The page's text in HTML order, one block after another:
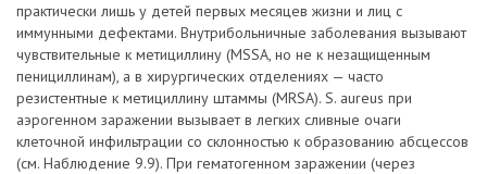
практически лишь у детей первых месяцев жизни и лиц с
иммунными дефектами. Внутрибольничные заболевания вызывают
чувствительные к метициллину (MSSА, но не к незащищенным
пенициллинам), а в хирургических отделениях — часто
резистентные к метициллину штаммы (MRSA). S. aureus при
аэрогенном заражении вызывает в легких сливные очаги
клеточной инфильтрации со склонностью к образованию абсцессов
(см. Наблюдение 9.9). При гематогенном заражении (через